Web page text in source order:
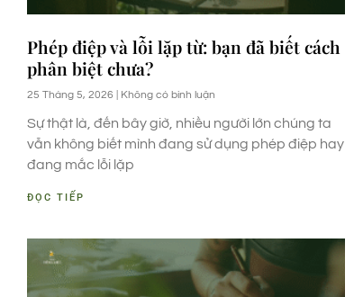
Phép điệp và lỗi lặp từ: bạn đã biết cách
phân biệt chưa?
25 Tháng 5, 2026 Không có bình luận
Sự thật là, đến bây giờ, nhiều người lớn chúng ta
vẫn không biết mình đang sử dụng phép điệp hay
đang mắc lỗi lặp
ĐỌC TIẾP